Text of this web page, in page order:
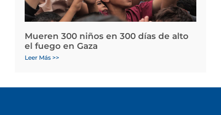
Mueren 300 niños en 300 días de alto
el fuego en Gaza
Leer Más >>